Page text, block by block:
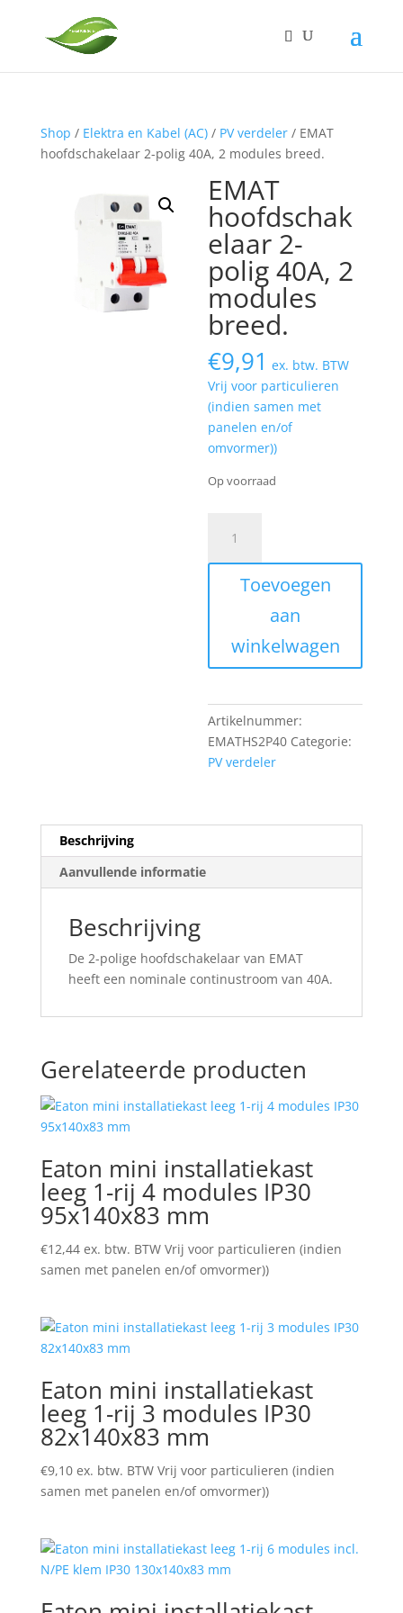
Shop / Elektra en Kabel (AC)/ PV verdeler/ EMAT
hoofdschakelaar 2-polig 40A, 2 modules breed.
EMAT
hoofdschak
elaar 2-
polig 40A, 2
modules
breed.
€9,91 ex. btw. BTW
Vrij voor particulieren
(indien samen met
panelen en/of
omvormer))
Op voorraad
hoofdschakelaar
2-
modules
breed.
Toevoegen
aan
winkelwagen
Artikelnummer:
EMATHS2P40 Categorie:
PV verdeler
Beschrijving
Aanvullende informatie
Beschrijving
De 2-polige hoofdschakelaar van EMAT
heeft een nominale continustroom van 40A.
Gerelateerde producten
Eaton mini installatiekast
leeg 1-rij 4 modules IP30
95x140x83 mm
€12,44 ex. btw. BTW Vrij voor particulieren (indien
samen met panelen en/of omvormer))
Eaton mini installatiekast
leeg 1-rij 3 modules IP30
82x140x83 mm
€9,10 ex. btw. BTW Vrij voor particulieren (indien
samen met panelen en/of omvormer))